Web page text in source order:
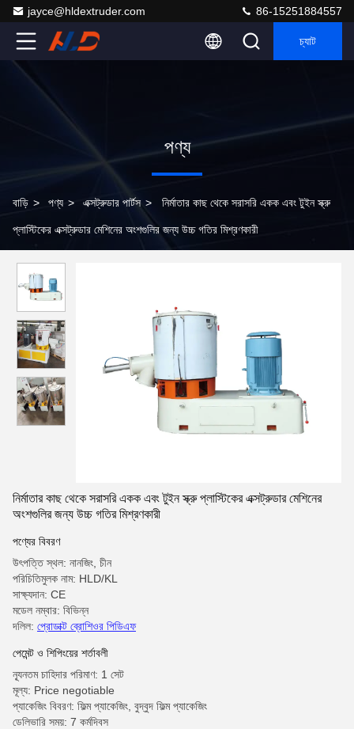
jayce@hldextruder.com 86-15251884557
চ্যাট
পণ্য
বাড়ি > পণ্য > এক্সট্রুডার পার্টস > নির্মাতার কাছ থেকে সরাসরি একক এবং টুইন স্ক্রু
প্লাস্টিকের এক্সট্রুডার মেশিনের অংশগুলির জন্য উচ্চ গতির মিশ্রণকারী
নির্মাতার কাছ থেকে সরাসরি একক এবং টুইন স্ক্রু প্লাস্টিকের এক্সট্রুডার মেশিনের
অংশগুলির জন্য উচ্চ গতির মিশ্রণকারী
পণ্যের বিবরণ
উৎপত্তি স্থল: নানজিং, চীন
পরিচিতিমুলক নাম: HLD/KL
সাক্ষ্যদান: CE
মডেল নম্বার: বিভিন্ন
দলিল: প্রোডাক্ট ব্রোশিওর পিডিএফ
পেমেন্ট ও শিপিংয়ের শর্তাবলী
ন্যূনতম চাহিদার পরিমাণ: 1 সেট
মূল্য: Price negotiable
প্যাকেজিং বিবরণ: ফিল্ম প্যাকেজিং, বুদ্বুদ ফিল্ম প্যাকেজিং
ডেলিভারি সময়: 7 কর্মদিবস